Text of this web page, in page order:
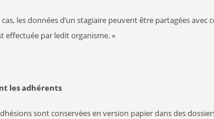
les données d’un stagiaire peuvent être partagées
effectuée par ledit organisme. »
les adhérents
sont conservées en version papier dans des